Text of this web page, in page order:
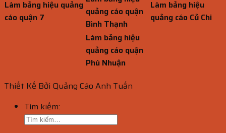
Làm bảng hiệu quảng
cáo quận 7
quảng cáo quận
Bình Thạnh
Làm bảng hiệu
quảng cáo Củ Chi
Làm bảng hiệu
quảng cáo quận
Phú Nhuận
Thiết Kế Bởi Quảng Cáo Anh Tuấn
Tìm kiếm: